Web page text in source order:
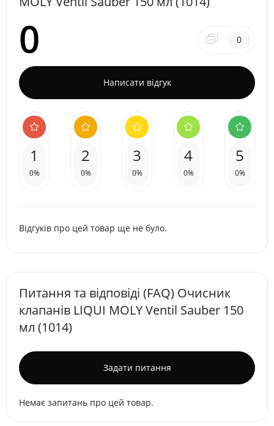
0 0
Написати відгук
1
0%
2
0%
3
0%
4
0%
5
0%
Відгуків про цей товар ще не було.
Питання та відповіді (FAQ) Очисник
клапанів LIQUI MOLY Ventil Sauber 150
мл (1014)
Задати питання
Немає запитань про цей товар.